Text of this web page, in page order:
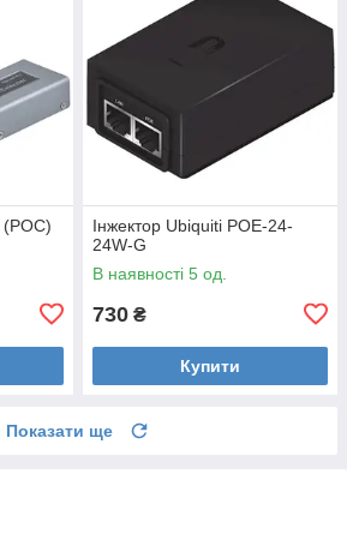
Інжектор Ubiquiti POE-24-
24W-G
В наявності 5 од.
730 ₴
Купити
Показати ще